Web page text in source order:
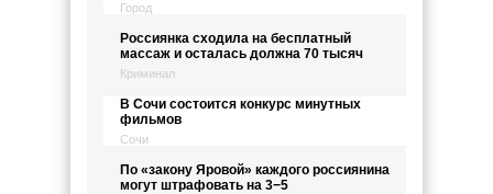
Город
Россиянка сходила на бесплатный
массаж и осталась должна 70 тысяч
Криминал
В Сочи состоится конкурс минутных
фильмов
Сочи
По «закону Яровой» каждого россиянина
могут штрафовать на 3−5